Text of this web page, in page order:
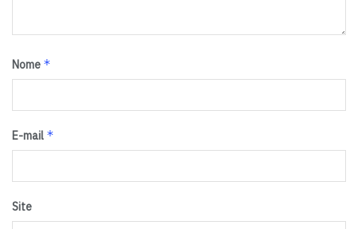
Tags: Agência Nacional de Saúde
planos de saúde
Unimed
Nome *
E-mail *
Site